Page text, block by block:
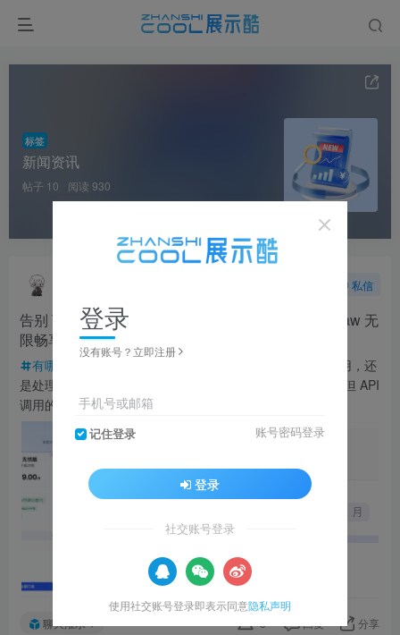
标签
新闻资讯
帖子 10 阅读 930
私信
告别 Token 焦虑！讯飞星火“无忧版”，配置 OpenClaw 无
限畅享
有哪些高效策展工具？
在 2026 年，无论是打造 AI 应用，还
是处理复杂的项目方案，AI 已经成为了我们的“数字脊梁”。但 API
调用的昂贵成本往往让人望...
聊天灌水 3 回复 分享
登录
没有账号？立即注册
手机号或邮箱
记住登录 账号密码登录
登录
社交账号登录
使用社交账号登录即表示同意隐私声明